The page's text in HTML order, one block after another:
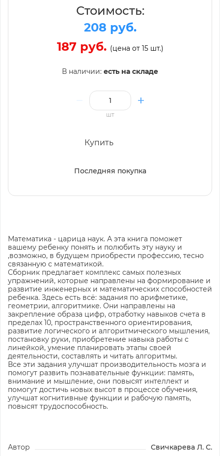
Стоимость:
208 руб.
187 руб. (цена от 15 шт.)
В наличии: есть на складе
шт
Купить
Последняя покупка
Математика - царица наук. А эта книга поможет
вашему ребенку понять и полюбить эту науку и
,возможно, в будущем приобрести профессию, тесно
связанную с математикой.
Сборник предлагает комплекс самых полезных
упражнений, которые направлены на формирование и
развитие инженерных и математических способностей
ребенка. Здесь есть всё: задания по арифметике,
геометрии, алгоритмике. Они направлены на
закрепление образа цифр, отработку навыков счета в
пределах 10, пространственного ориентирования,
развитие логического и алгоритмического мышления,
постановку руки, приобретение навыка работы с
линейкой, умение планировать этапы своей
деятельности, составлять и читать алгоритмы.
Все эти задания улучшат производительность мозга и
помогут развить познавательные функции: память,
внимание и мышление, они повысят интеллект и
помогут достичь новых высот в процессе обучения,
улучшат когнитивные функции и рабочую память,
повысят трудоспособность.
Автор Свичкарева Л. С.